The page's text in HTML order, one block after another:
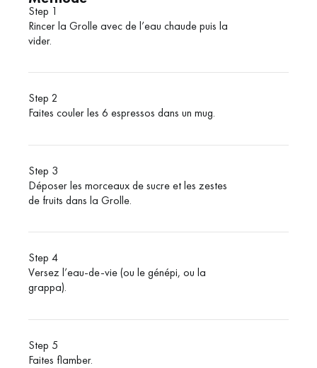
Step 1
Rincer la Grolle avec de l’eau chaude puis la
vider.
Step 2
Faites couler les 6 espressos dans un mug.
Step 3
Déposer les morceaux de sucre et les zestes
de fruits dans la Grolle.
Step 4
Versez l’eau-de-vie (ou le génépi, ou la
grappa).
Step 5
Faites flamber.